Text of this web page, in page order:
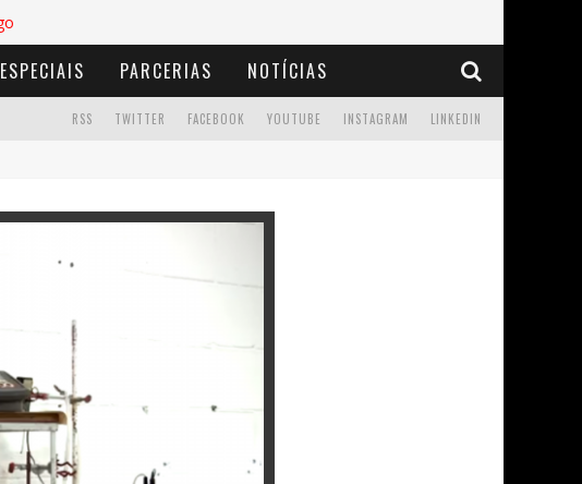
PARCERIAS NOTÍCIAS
LINKEDIN
INSTAGRAM
YOUTUBE
FACEBOOK
TWITTER
RSS